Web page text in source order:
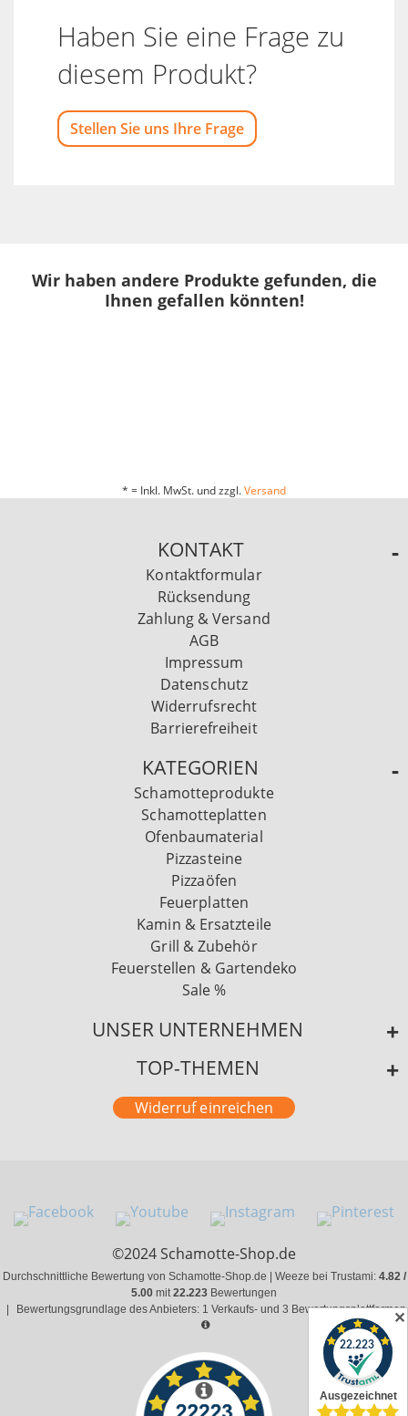
Haben Sie eine Frage zu
diesem Produkt?
Stellen Sie uns Ihre Frage
Wir haben andere Produkte gefunden, die
Ihnen gefallen könnten!
* = Inkl. MwSt. und zzgl.Versand
KONTAKT
Kontaktformular
Rücksendung
Zahlung & Versand
AGB
Impressum
Datenschutz
Widerrufsrecht
Barrierefreiheit
KATEGORIEN
Schamotteprodukte
Schamotteplatten
Ofenbaumaterial
Pizzasteine
Pizzaöfen
Feuerplatten
Kamin & Ersatzteile
Grill & Zubehör
Feuerstellen & Gartendeko
Sale %
UNSER UNTERNEHMEN
TOP-THEMEN
Widerruf einreichen
©2024 Schamotte-Shop.de
Durchschnittliche Bewertung von Schamotte-Shop.de | Weeze bei Trustami: 4.82 /
5.00 mit22.223 Bewertungen
Bewertungsgrundlage des Anbieters: 1 Verkaufs- und 3 Bewertungsplattformen
✕